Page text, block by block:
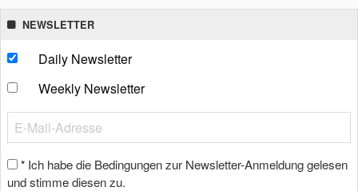
NEWSLETTER
Daily Newsletter
Weekly Newsletter
* Ich habe die Bedingungen zur Newsletter-Anmeldung gelesen
und stimme diesen zu.